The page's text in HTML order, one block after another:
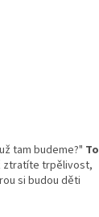
tam budeme?" To
ztratíte trpělivost,
si budou děti